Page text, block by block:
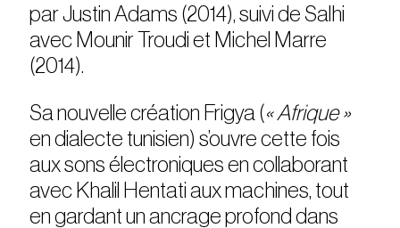
par Justin Adams (2014), suivi de Salhi
avec Mounir Troudi et Michel Marre
(2014).
Sa nouvelle création Frigya (« Afrique »
en dialecte tunisien) s’ouvre cette fois
aux sons électroniques en collaborant
avec Khalil Hentati aux machines, tout
en gardant un ancrage profond dans